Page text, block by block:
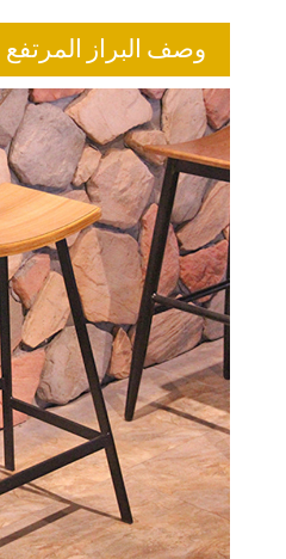
وصف البراز المرتفع